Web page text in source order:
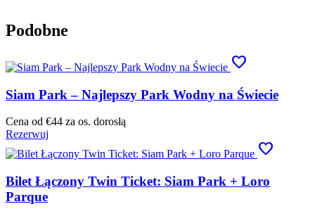
Podobne
favorite
Siam Park – Najlepszy Park Wodny na Świecie
Cena od €44 za os. dorosłą
Rezerwuj
favorite
Bilet Łączony Twin Ticket: Siam Park + Loro
Parque